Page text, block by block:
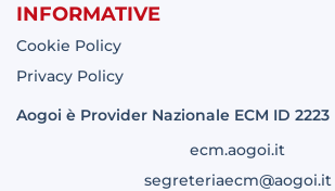
INFORMATIVE
Cookie Policy
Privacy Policy
Aogoi è Provider Nazionale ECM ID 2223
ecm.aogoi.it
segreteriaecm@aogoi.it